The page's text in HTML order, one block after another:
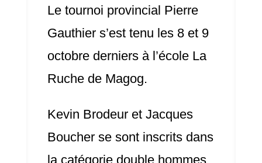
Le tournoi provincial Pierre
Gauthier s’est tenu les 8 et 9
octobre derniers à l’école La
Ruche de Magog.
Kevin Brodeur et Jacques
Boucher se sont inscrits dans
la catégorie double hommes